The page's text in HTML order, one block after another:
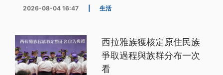
2026-08-04 16:47 生活
西拉雅族獲核定原住民族
爭取過程與族群分布一次
看